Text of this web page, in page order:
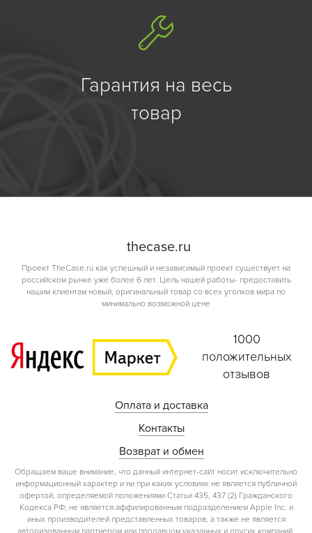
Гарантия на весь
товар
thecase.ru
Проект TheCase.ru как успешный и независимый проект существует на
российском рынке уже более 6 лет. Цель нашей работы- предоставить
нашим клиентам новый, оригинальный товар со всех уголков мира по
минимально возможной цене
1000
положительных
отзывов
Оплата и доставка
Контакты
Возврат и обмен
Обращаем ваше внимание, что данный интернет-сайт носит исключительно
информационный характер и ни при каких условиях не является публичной
офертой, определяемой положениями Статьи 435, 437 (2) Гражданского
Кодекса РФ; не является аффилированным подразделением Apple Inc. и
иных производителей представленных товаров, а также не является